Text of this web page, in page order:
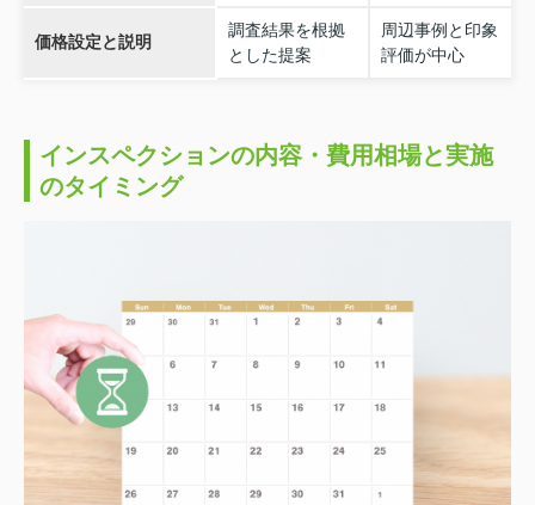
価格設定と説明
調査結果を根拠
とした提案
周辺事例と印象
評価が中心
インスペクションの内容・費用相場と実施
のタイミング